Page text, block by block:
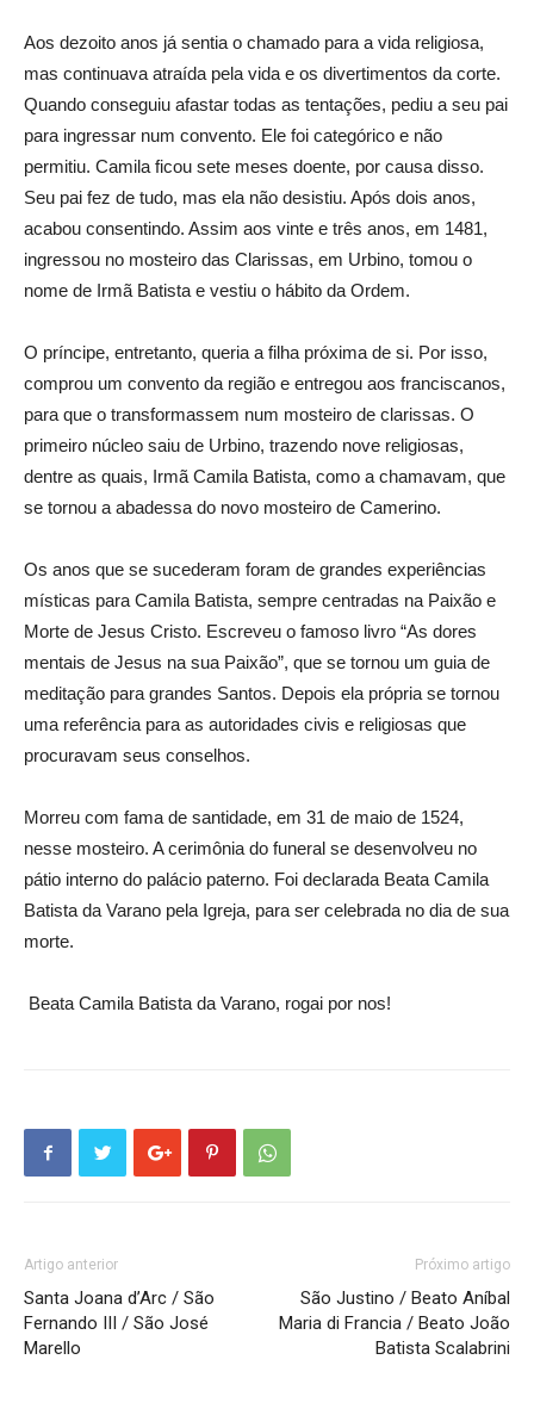
Aos dezoito anos já sentia o chamado para a vida religiosa,
mas continuava atraída pela vida e os divertimentos da corte.
Quando conseguiu afastar todas as tentações, pediu a seu pai
para ingressar num convento. Ele foi categórico e não
permitiu. Camila ficou sete meses doente, por causa disso.
Seu pai fez de tudo, mas ela não desistiu. Após dois anos,
acabou consentindo. Assim aos vinte e três anos, em 1481,
ingressou no mosteiro das Clarissas, em Urbino, tomou o
nome de Irmã Batista e vestiu o hábito da Ordem.
O príncipe, entretanto, queria a filha próxima de si. Por isso,
comprou um convento da região e entregou aos franciscanos,
para que o transformassem num mosteiro de clarissas. O
primeiro núcleo saiu de Urbino, trazendo nove religiosas,
dentre as quais, Irmã Camila Batista, como a chamavam, que
se tornou a abadessa do novo mosteiro de Camerino.
Os anos que se sucederam foram de grandes experiências
místicas para Camila Batista, sempre centradas na Paixão e
Morte de Jesus Cristo. Escreveu o famoso livro “As dores
mentais de Jesus na sua Paixão”, que se tornou um guia de
meditação para grandes Santos. Depois ela própria se tornou
uma referência para as autoridades civis e religiosas que
procuravam seus conselhos.
Morreu com fama de santidade, em 31 de maio de 1524,
nesse mosteiro. A cerimônia do funeral se desenvolveu no
pátio interno do palácio paterno. Foi declarada Beata Camila
Batista da Varano pela Igreja, para ser celebrada no dia de sua
morte.
Beata Camila Batista da Varano, rogai por nos!
Artigo anterior
Santa Joana d’Arc / São
Fernando III / São José
Marello
Próximo artigo
São Justino / Beato Aníbal
Maria di Francia / Beato João
Batista Scalabrini